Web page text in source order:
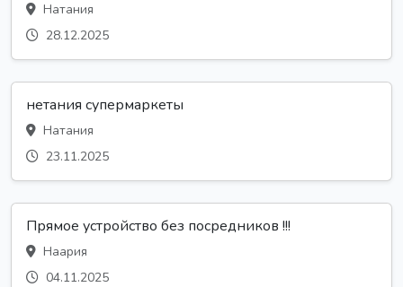
Натания
28.12.2025
нетания супермаркеты
Натания
23.11.2025
Прямое устройство без посредников !!!
Наария
04.11.2025